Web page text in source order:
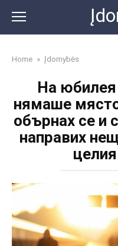
content
Home » Įdomybės
На юбилея
нямаше
обърнах се и
направих